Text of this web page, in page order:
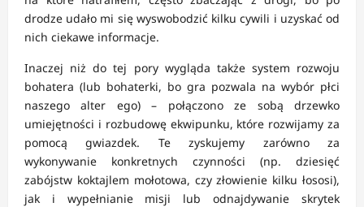
drodze udało mi się wyswobodzić kilku cywili i uzyskać od
nich ciekawe informacje.
Inaczej niż do tej pory wygląda także system rozwoju
bohatera (lub bohaterki, bo gra pozwala na wybór płci
naszego alter ego) – połączono ze sobą drzewko
umiejętności i rozbudowę ekwipunku, które rozwijamy za
pomocą gwiazdek. Te zyskujemy zarówno za
wykonywanie konkretnych czynności (np. dziesięć
zabójstw koktajlem mołotowa, czy złowienie kilku łososi),
jak i wypełnianie misji lub odnajdywanie skrytek